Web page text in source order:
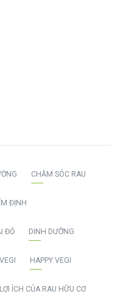
CHĂM SÓC RAU
ĐỊNH
ĐỎ DINH DƯỠNG
HAPPY VEGI
LỢI ÍCH CỦA RAU HỮU CƠ